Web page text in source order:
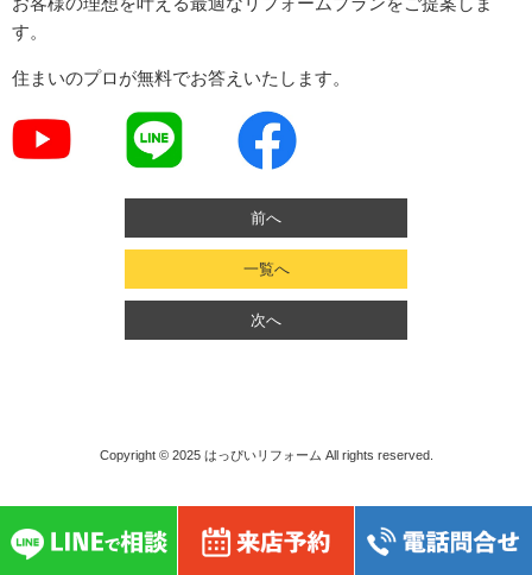
す。
住まいのプロが無料でお答えいたします。
前へ
一覧へ
次へ
Copyright © 2025 はっぴいリフォーム All rights reserved.